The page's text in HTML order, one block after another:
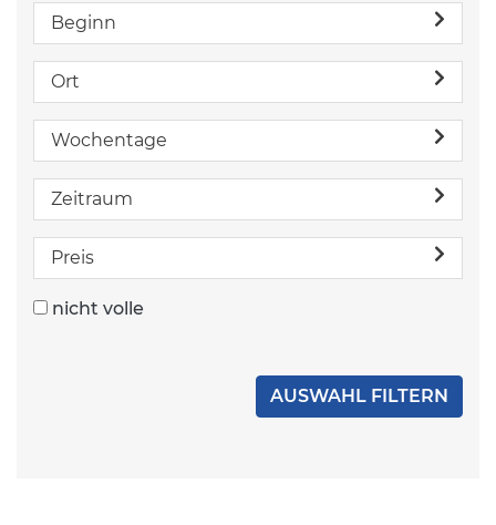
Beginn
Ort
Wochentage
Zeitraum
Preis
nicht volle